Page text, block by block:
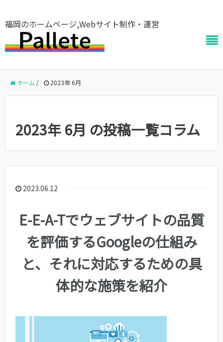
福岡のホームページ,Webサイト制作・運営
ホーム / 2023年 6月
2023年 6月 の投稿一覧コラム
2023.06.12
E-E-A-Tでウェブサイトの品質
を評価するGoogleの仕組み
と、それに対応するための具
体的な施策を紹介